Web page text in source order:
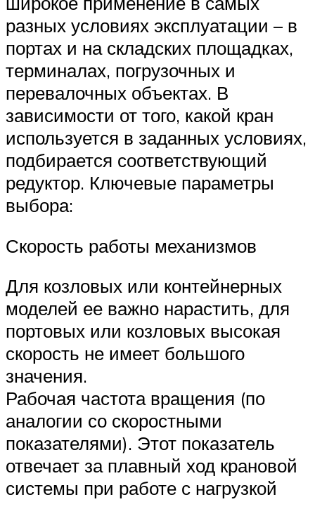
разных условиях эксплуатации – в
портах и на складских площадках,
терминалах, погрузочных и
перевалочных объектах. В
зависимости от того, какой кран
используется в заданных условиях,
подбирается соответствующий
редуктор. Ключевые параметры
выбора:
Скорость работы механизмов
Для козловых или контейнерных
моделей ее важно нарастить, для
портовых или козловых высокая
скорость не имеет большого
значения.
Рабочая частота вращения (по
аналогии со скоростными
показателями). Этот показатель
отвечает за плавный ход крановой
системы при работе с нагрузкой